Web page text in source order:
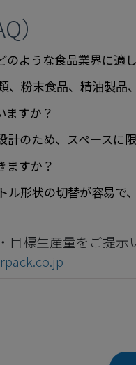
）
ような食品業界に適
粉末食品、精油製品
ますか？
のため、スペースに
ますか？
形状の切替が容易で
目標生産量をご提